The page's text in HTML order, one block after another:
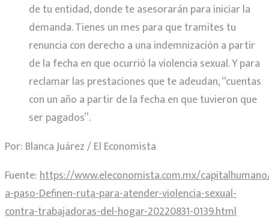
de tu entidad, donde te asesorarán para iniciar la
demanda. Tienes un mes para que tramites tu
renuncia con derecho a una indemnización a partir
de la fecha en que ocurrió la violencia sexual. Y para
reclamar las prestaciones que te adeudan, “cuentas
con un año a partir de la fecha en que tuvieron que
ser pagados”.
Por: Blanca Juárez / El Economista
Fuente:https://www.eleconomista.com.mx/
a-paso-Definen-ruta-para-atender-violencia-sexual-
contra-trabajadoras-del-hogar-20220831-0139.html